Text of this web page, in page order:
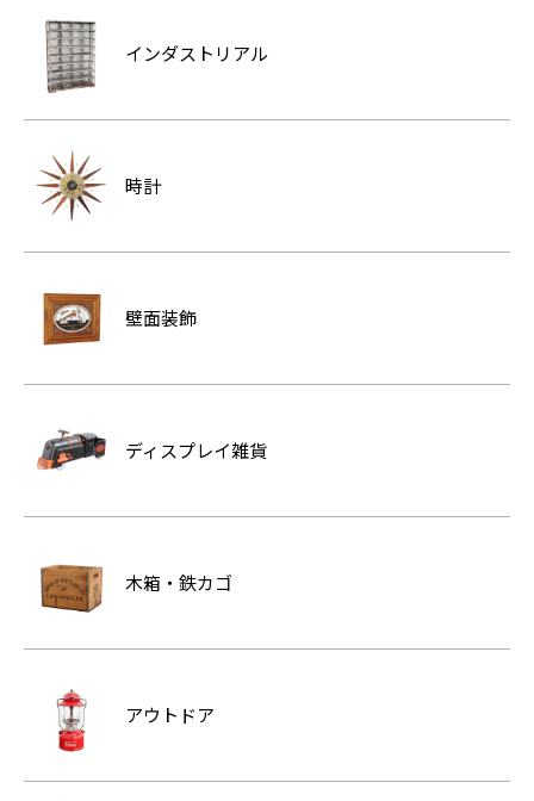
インダストリアル
時計
壁面装飾
ディスプレイ雑貨
木箱・鉄カゴ
アウトドア